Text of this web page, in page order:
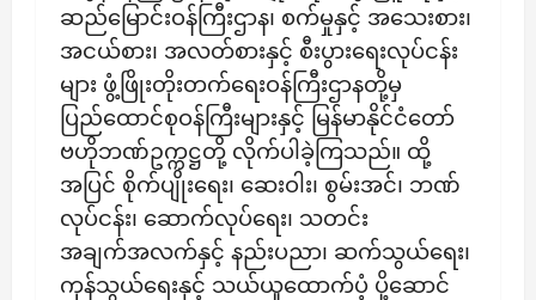
ဆည်မြောင်းဝန်ကြီးဌာန၊ စက်မှုနှင့် အသေးစား၊
အငယ်စား၊ အလတ်စားနှင့် စီးပွားရေးလုပ်ငန်း
များ ဖွံ့ဖြိုးတိုးတက်ရေးဝန်ကြီးဌာနတို့မှ
ပြည်ထောင်စုဝန်ကြီးများနှင့် မြန်မာနိုင်ငံတော်
ဗဟိုဘဏ်ဥက္ကဋ္ဌတို့ လိုက်ပါခဲ့ကြသည်။ ထို့
အပြင် စိုက်ပျိုးရေး၊ ဆေးဝါး၊ စွမ်းအင်၊ ဘဏ်
လုပ်ငန်း၊ ဆောက်လုပ်ရေး၊ သတင်း
အချက်အလက်နှင့် နည်းပညာ၊ ဆက်သွယ်ရေး၊
ကုန်သွယ်ရေးနှင့် သယ်ယူထောက်ပံ့ ပို့ဆောင်